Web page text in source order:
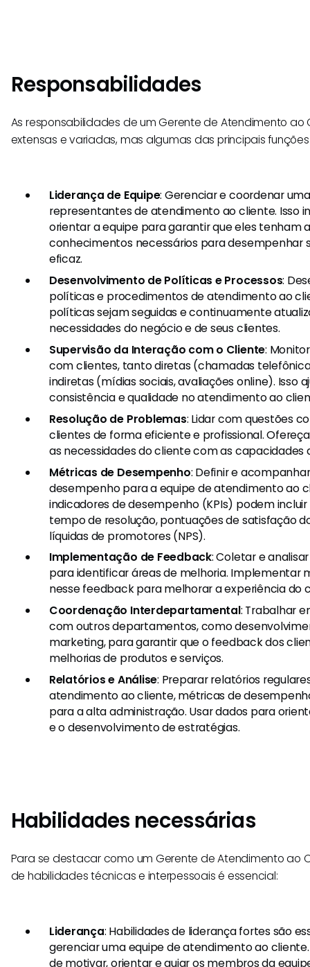
Responsabilidades
As responsabilidades de um Gerente de Atendimento ao
extensas e variadas, mas algumas das principais
Liderança de Equipe: Gerenciar e coordenar
representantes de atendimento ao cliente. Isso
orientar a equipe para garantir que eles tenham
conhecimentos necessários para desempenhar
eficaz.
Desenvolvimento de Políticas e Processos:
políticas e procedimentos de atendimento ao
políticas sejam seguidas e continuamente
necessidades do negócio e de seus clientes.
Supervisão da Interação com o Cliente:
com clientes, tanto diretas (chamadas
indiretas (mídias sociais, avaliações online). Isso
consistência e qualidade no atendimento ao
Resolução de Problemas: Lidar com questões
clientes de forma eficiente e profissional.
as necessidades do cliente com as capacidades
Métricas de Desempenho: Definir e
desempenho para a equipe de atendimento ao
indicadores de desempenho (KPIs) podem
tempo de resolução, pontuações de satisfação
líquidas de promotores (NPS).
Implementação de Feedback: Coletar e
para identificar áreas de melhoria. Implementar
nesse feedback para melhorar a experiência do
Coordenação Interdepartamental: Trabalhar
com outros departamentos, como
marketing, para garantir que o feedback dos
melhorias de produtos e serviços.
Relatórios e Análise: Preparar relatórios
atendimento ao cliente, métricas de
para a alta administração. Usar dados para
e o desenvolvimento de estratégias.
Habilidades necessárias
Para se destacar como um Gerente de Atendimento ao
de habilidades técnicas e interpessoais é essencial:
Liderança: Habilidades de liderança fortes são
gerenciar uma equipe de atendimento ao
de motivar, orientar e guiar os membros da